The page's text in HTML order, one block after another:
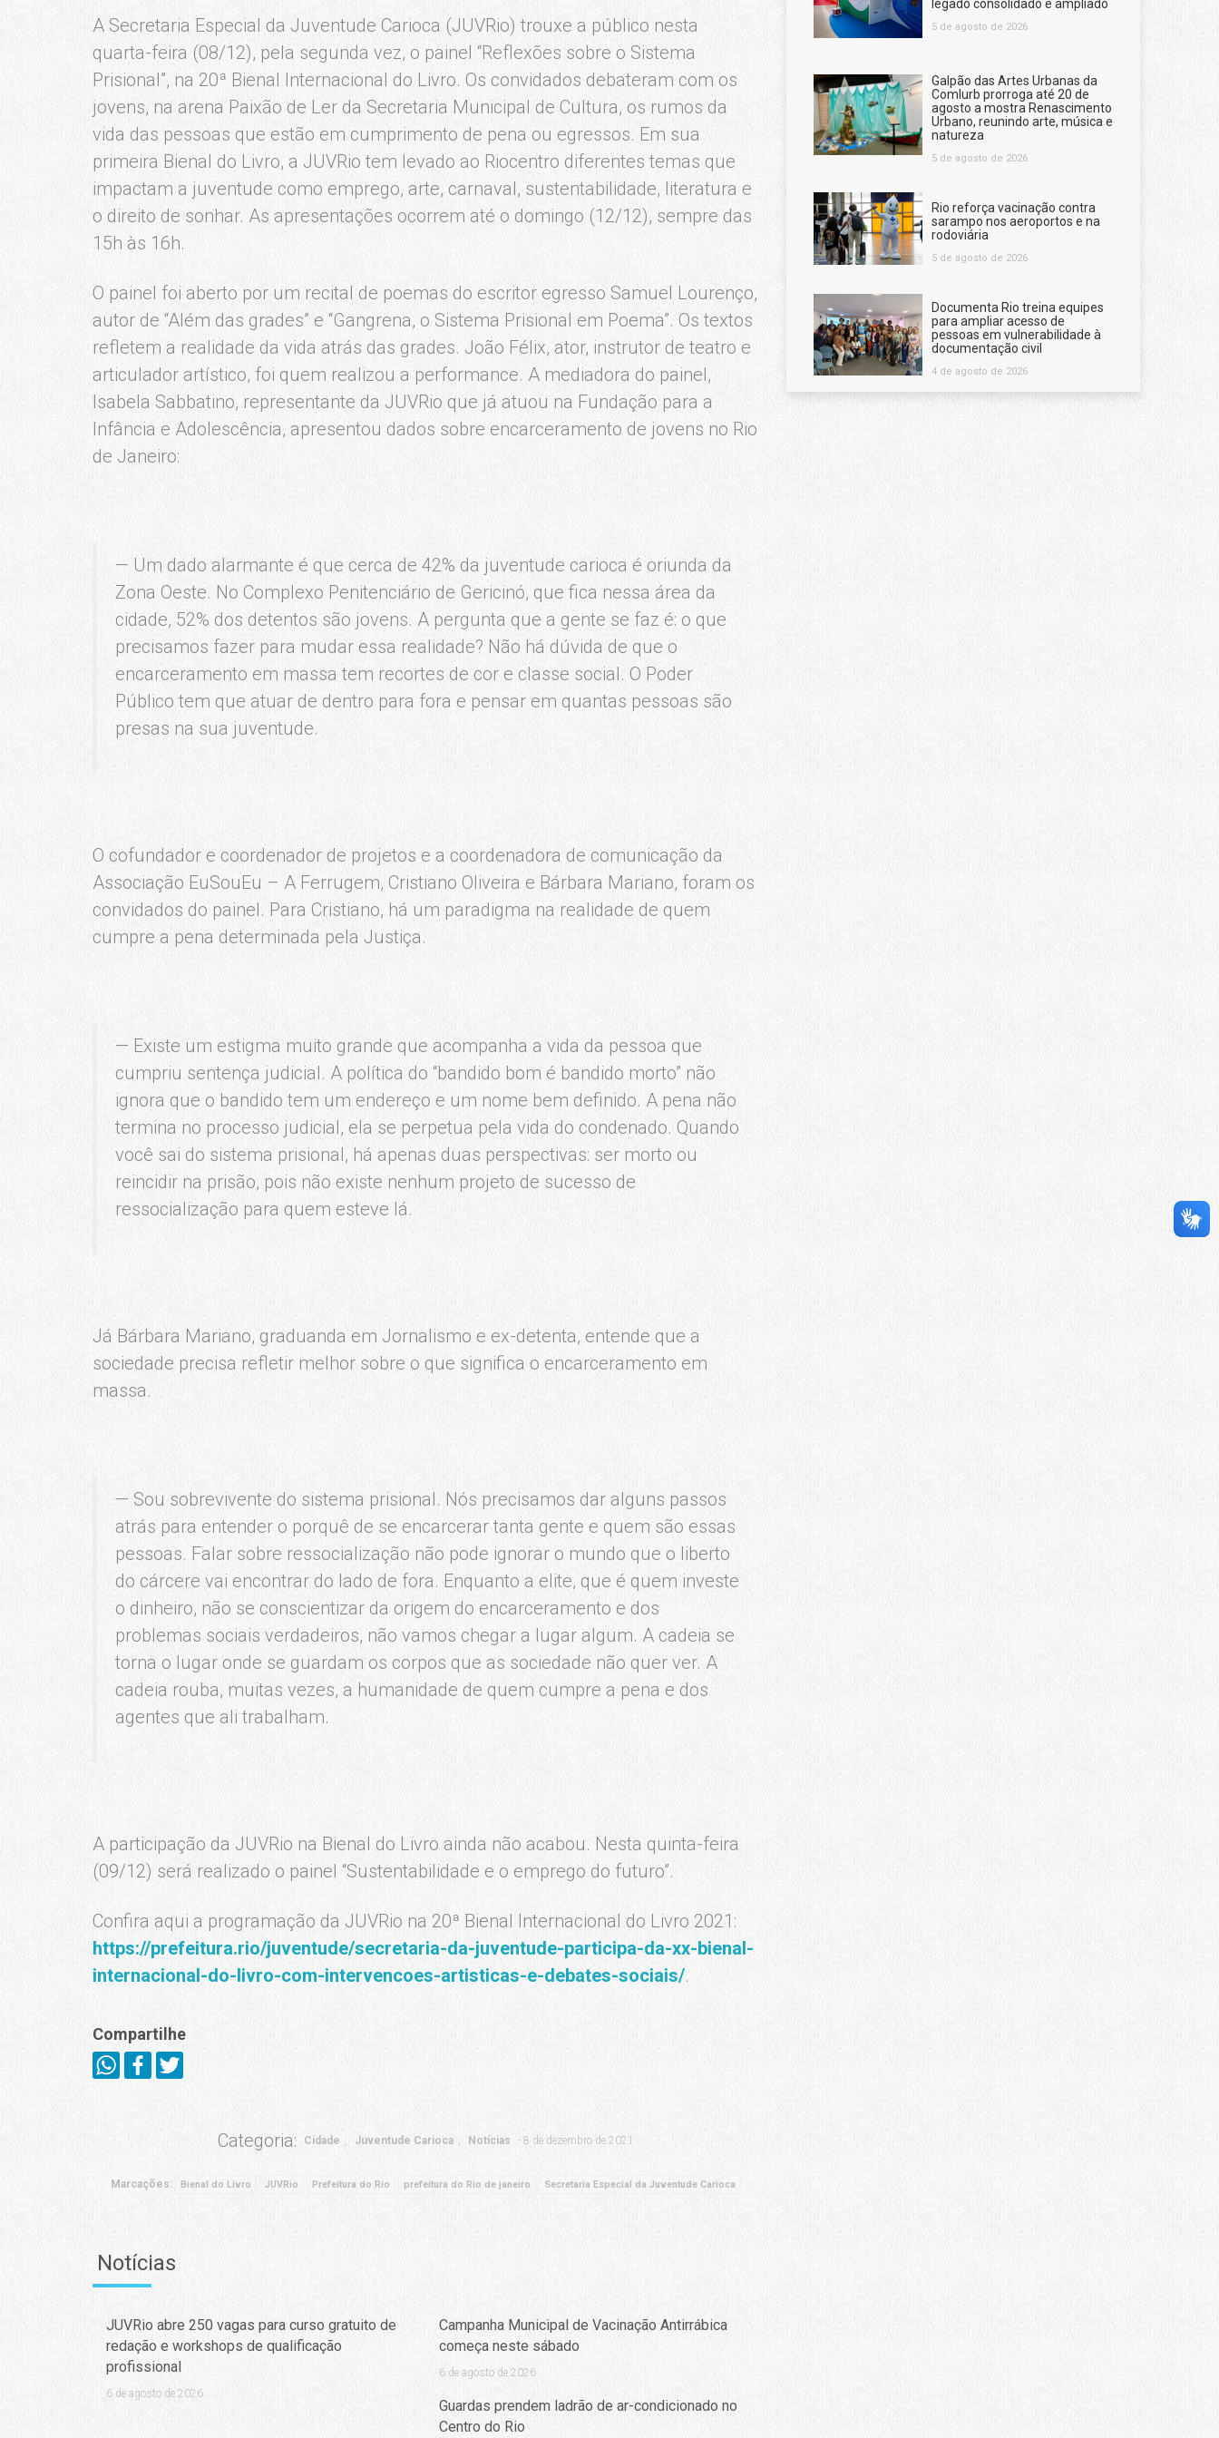
A Secretaria Especial da Juventude Carioca (JUVRio) trouxe a público nesta
quarta-feira (08/12), pela segunda vez, o painel “Reflexões sobre o Sistema
Prisional”, na 20ª Bienal Internacional do Livro. Os convidados debateram com os
jovens, na arena Paixão de Ler da Secretaria Municipal de Cultura, os rumos da
vida das pessoas que estão em cumprimento de pena ou egressos. Em sua
primeira Bienal do Livro, a JUVRio tem levado ao Riocentro diferentes temas que
impactam a juventude como emprego, arte, carnaval, sustentabilidade, literatura e
o direito de sonhar. As apresentações ocorrem até o domingo (12/12), sempre das
15h às 16h.
O painel foi aberto por um recital de poemas do escritor egresso Samuel Lourenço,
autor de “Além das grades” e “Gangrena, o Sistema Prisional em Poema”. Os textos
refletem a realidade da vida atrás das grades. João Félix, ator, instrutor de teatro e
articulador artístico, foi quem realizou a performance. A mediadora do painel,
Isabela Sabbatino, representante da JUVRio que já atuou na Fundação para a
Infância e Adolescência, apresentou dados sobre encarceramento de jovens no Rio
de Janeiro:
— Um dado alarmante é que cerca de 42% da juventude carioca é oriunda da
Zona Oeste. No Complexo Penitenciário de Gericinó, que fica nessa área da
cidade, 52% dos detentos são jovens. A pergunta que a gente se faz é: o que
precisamos fazer para mudar essa realidade? Não há dúvida de que o
encarceramento em massa tem recortes de cor e classe social. O Poder
Público tem que atuar de dentro para fora e pensar em quantas pessoas são
presas na sua juventude.
O cofundador e coordenador de projetos e a coordenadora de comunicação da
Associação EuSouEu – A Ferrugem, Cristiano Oliveira e Bárbara Mariano, foram os
convidados do painel. Para Cristiano, há um paradigma na realidade de quem
cumpre a pena determinada pela Justiça.
— Existe um estigma muito grande que acompanha a vida da pessoa que
cumpriu sentença judicial. A política do “bandido bom é bandido morto” não
ignora que o bandido tem um endereço e um nome bem definido. A pena não
termina no processo judicial, ela se perpetua pela vida do condenado. Quando
você sai do sistema prisional, há apenas duas perspectivas: ser morto ou
reincidir na prisão, pois não existe nenhum projeto de sucesso de
ressocialização para quem esteve lá.
Já Bárbara Mariano, graduanda em Jornalismo e ex-detenta, entende que a
sociedade precisa refletir melhor sobre o que significa o encarceramento em
massa.
— Sou sobrevivente do sistema prisional. Nós precisamos dar alguns passos
atrás para entender o porquê de se encarcerar tanta gente e quem são essas
pessoas. Falar sobre ressocialização não pode ignorar o mundo que o liberto
do cárcere vai encontrar do lado de fora. Enquanto a elite, que é quem investe
o dinheiro, não se conscientizar da origem do encarceramento e dos
problemas sociais verdadeiros, não vamos chegar a lugar algum. A cadeia se
torna o lugar onde se guardam os corpos que as sociedade não quer ver. A
cadeia rouba, muitas vezes, a humanidade de quem cumpre a pena e dos
agentes que ali trabalham.
A participação da JUVRio na Bienal do Livro ainda não acabou. Nesta quinta-feira
(09/12) será realizado o painel “Sustentabilidade e o emprego do futuro”.
Confira aqui a programação da JUVRio na 20ª Bienal Internacional do Livro 2021:
https://prefeitura.rio/juventude/secretaria-da-juventude-participa-da-xx-bienal-
internacional-do-livro-com-intervencoes-artisticas-e-debates-sociais/.
Compartilhe
Categoria: Cidade Juventude Carioca Notícias 8 de dezembro de 2021
Marcações: Bienal do Livro JUVRio Prefeitura do Rio prefeitura do Rio de janeiro Secretaria Especial da Juventude Carioca
Notícias
JUVRio abre 250 vagas para curso gratuito de
redação e workshops de qualificação
profissional
6 de agosto de 2026
Campanha Municipal de Vacinação Antirrábica
começa neste sábado
6 de agosto de 2026
Guardas prendem ladrão de ar-condicionado no
Centro do Rio
legado consolidado e ampliado
5 de agosto de 2026
Galpão das Artes Urbanas da
Comlurb prorroga até 20 de
agosto a mostra Renascimento
Urbano, reunindo arte, música e
natureza
5 de agosto de 2026
Rio reforça vacinação contra
sarampo nos aeroportos e na
rodoviária
5 de agosto de 2026
Documenta Rio treina equipes
para ampliar acesso de
pessoas em vulnerabilidade à
documentação civil
4 de agosto de 2026